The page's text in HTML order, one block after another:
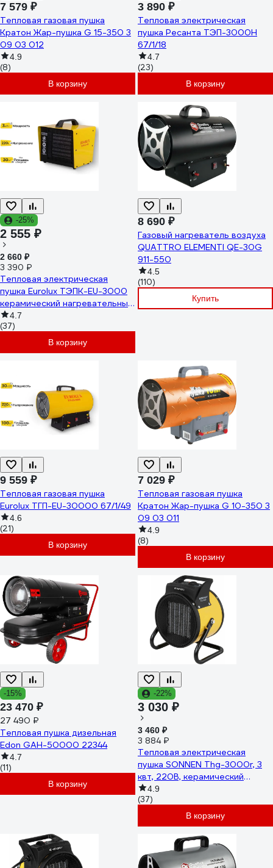
7 579 ₽
Тепловая газовая пушка
Кратон Жар-пушка G 15-350 3
09 03 012
4.9
(8)
В корзину
3 890 ₽
Тепловая электрическая
пушка Ресанта ТЭП-3000Н
67/1/18
4.7
(23)
В корзину
-25%
2 555 ₽
2 660 ₽
3 390 ₽
Тепловая электрическая
пушка Eurolux ТЭПК-EU-3000
керамический нагревательный
элемент, квадратная 67/1/36
4.7
(37)
В корзину
8 690 ₽
Газовый нагреватель воздуха
QUATTRO ELEMENTI QE-30G
911-550
4.5
(110)
Купить
9 559 ₽
Тепловая газовая пушка
Eurolux ТГП-EU-30000 67/1/49
4.6
(21)
В корзину
7 029 ₽
Тепловая газовая пушка
Кратон Жар-пушка G 10-350 3
09 03 011
4.9
(8)
В корзину
-15%
23 470 ₽
27 490 ₽
Тепловая пушка дизельная
Edon GAH-50000 22344
4.7
(11)
В корзину
-22%
3 030 ₽
3 460 ₽
3 884 ₽
Тепловая электрическая
пушка SONNEN Thg-3000r, 3
квт, 220В, керамический
нагреватель, 456193
4.9
(37)
В корзину